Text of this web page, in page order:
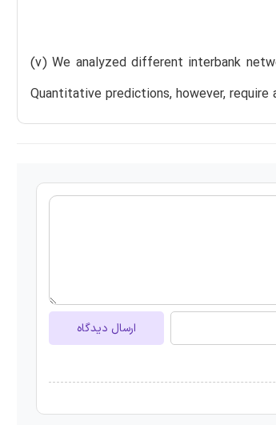
(v) We analyzed different interbank
Quantitative predictions, however,
ارسال دیدگاه